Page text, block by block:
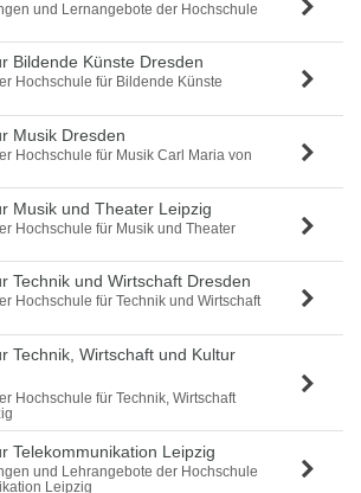
und Lernangebote der Hochschule
Bildende Künste Dresden
Hochschule für Bildende Künste
Musik Dresden
Hochschule für Musik Carl Maria von
Musik und Theater Leipzig
Hochschule für Musik und Theater
Technik und Wirtschaft Dresden
Hochschule für Technik und Wirtschaft
Technik, Wirtschaft und Kultur
Hochschule für Technik, Wirtschaft
Telekommunikation Leipzig
und Lehrangebote der Hochschule
Leipzig